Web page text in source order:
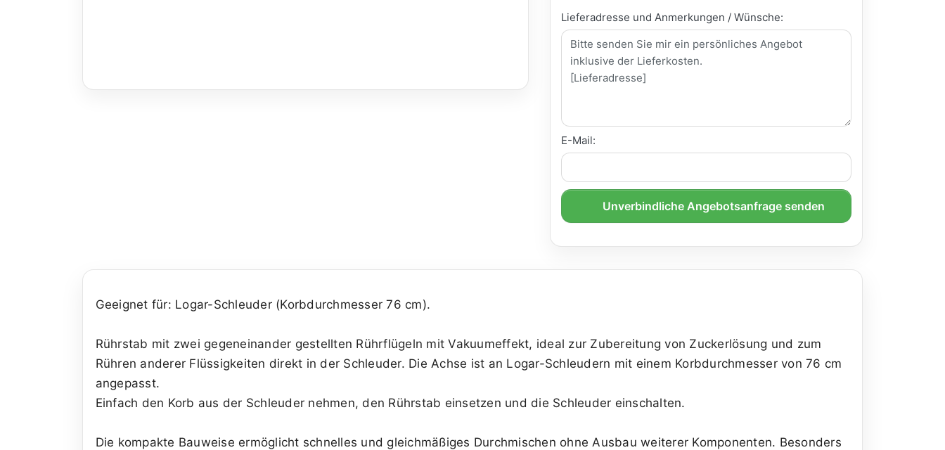
Lieferadresse und Anmerkungen / Wünsche:
E-Mail:
Unverbindliche Angebotsanfrage senden
Geeignet für: Logar-Schleuder (Korbdurchmesser 76 cm).
Rührstab mit zwei gegeneinander gestellten Rührflügeln mit Vakuumeffekt, ideal zur Zubereitung von Zuckerlösung und zum
Rühren anderer Flüssigkeiten direkt in der Schleuder. Die Achse ist an Logar-Schleudern mit einem Korbdurchmesser von 76 cm
angepasst.
Einfach den Korb aus der Schleuder nehmen, den Rührstab einsetzen und die Schleuder einschalten.
Die kompakte Bauweise ermöglicht schnelles und gleichmäßiges Durchmischen ohne Ausbau weiterer Komponenten. Besonders